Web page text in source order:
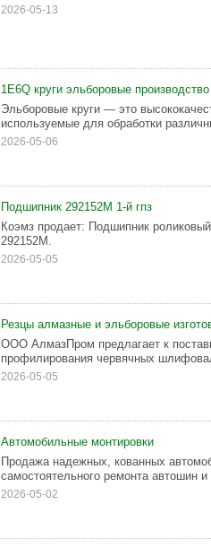
2026-05-13
1Е6Q круги эльборовые
Эльборовые круги — это
используемые для обработки
2026-05-06
Подшипник 292152М 1-й гпз
Коэмз продает: Подшипник
292152М.
2026-05-05
Резцы алмазные и эльборовые
ООО АлмазПром предлагает к
профилирования червячных
2026-05-05
Автомобильные монтировки
Продажа надежных, кованных
самостоятельного ремонта автошин и
2026-05-02